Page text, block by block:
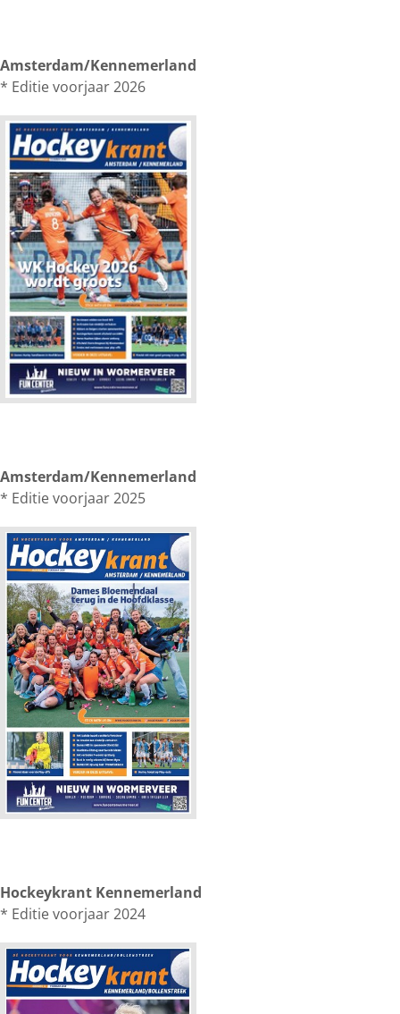
Amsterdam/Kennemerland
* Editie voorjaar 2026
Amsterdam/Kennemerland
* Editie voorjaar 2025
Hockeykrant Kennemerland
* Editie voorjaar 2024